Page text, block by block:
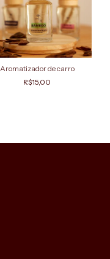
Aromatizador de carro
R$15,00